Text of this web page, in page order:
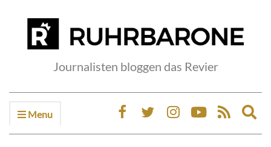
Journalisten bloggen das Revier
Menu